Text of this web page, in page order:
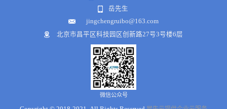
岳先生
jingchengruibo@163.com
北京市昌平区科技园区创新路27号3号楼6层
微信公众号